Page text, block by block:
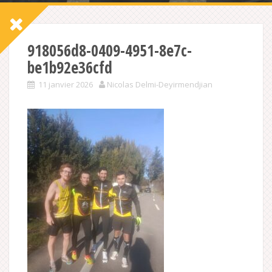
918056d8-0409-4951-8e7c-
be1b92e36cfd
11 janvier 2026 Nicolas Delmi-Deyirmendjian